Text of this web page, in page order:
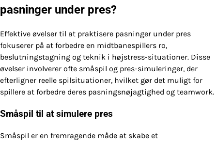
pasninger under pres?
Effektive øvelser til at praktisere pasninger under pres
fokuserer på at forbedre en midtbanespillers ro,
beslutningstagning og teknik i højstress-situationer. Disse
øvelser involverer ofte småspil og pres-simuleringer, der
efterligner reelle spilsituationer, hvilket gør det muligt for
spillere at forbedre deres pasningsnøjagtighed og teamwork.
Småspil til at simulere pres
Småspil er en fremragende måde at skabe et